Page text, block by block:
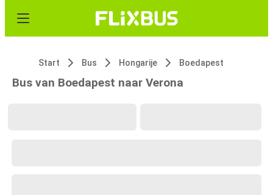
Start Bus Hongarije Boedapest
Bus van Boedapest naar Verona